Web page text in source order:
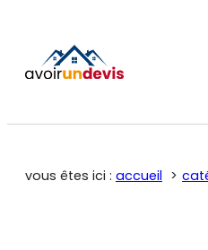
vous êtes ici : accueil